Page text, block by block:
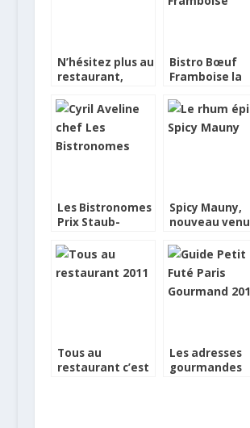
N’hésitez plus au
restaurant,
Cheverny Doggy
bag
Bistro Bœuf
Framboise la
enseigne de
restaurant de
viande
Les Bistronomes
Prix Staub-
Meilleur Bistrot
Parisien 2012
Spicy Mauny,
nouveau venu
épicés
Tous au
restaurant c’est
Les adresses
gourmandes